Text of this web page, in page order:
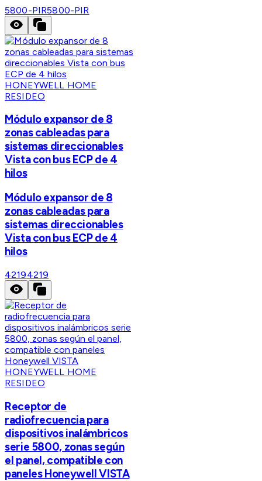
5800-PIR5800-PIR
HONEYWELL HOME
RESIDEO
Módulo expansor de 8
zonas cableadas para
sistemas direccionables
Vista con bus ECP de 4
hilos
Módulo expansor de 8
zonas cableadas para
sistemas direccionables
Vista con bus ECP de 4
hilos
42194219
HONEYWELL HOME
RESIDEO
Receptor de
radiofrecuencia para
dispositivos inalámbricos
serie 5800, zonas según
el panel, compatible con
paneles Honeywell VISTA